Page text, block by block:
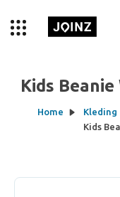
Kids
Home Kleding
Kids